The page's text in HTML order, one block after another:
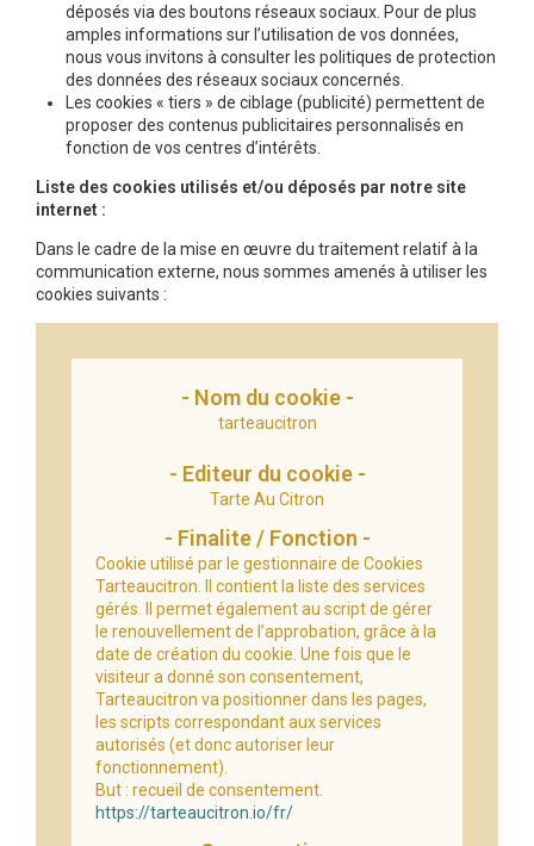
déposés via des boutons réseaux sociaux. Pour de plus
amples informations sur l’utilisation de vos données,
nous vous invitons à consulter les politiques de protection
des données des réseaux sociaux concernés.
Les cookies « tiers » de ciblage (publicité) permettent de
proposer des contenus publicitaires personnalisés en
fonction de vos centres d’intérêts.
Liste des cookies utilisés et/ou déposés par notre site
internet :
Dans le cadre de la mise en œuvre du traitement relatif à la
communication externe, nous sommes amenés à utiliser les
cookies suivants :
tarteaucitron
Tarte Au Citron
Cookie utilisé par le gestionnaire de Cookies
Tarteaucitron. Il contient la liste des services
gérés. Il permet également au script de gérer
le renouvellement de l’approbation, grâce à la
date de création du cookie. Une fois que le
visiteur a donné son consentement,
Tarteaucitron va positionner dans les pages,
les scripts correspondant aux services
autorisés (et donc autoriser leur
fonctionnement).
But : recueil de consentement.
https://tarteaucitron.io/fr/